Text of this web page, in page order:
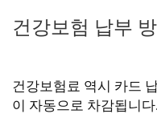
건강보험 납부
건강보험료 역시 카드
이 자동으로 차감됩니다.